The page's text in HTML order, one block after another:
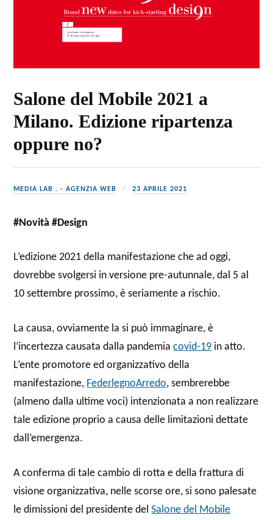
Salone del Mobile 2021 a
Milano. Edizione ripartenza
oppure no?
MEDIA LAB . - AGENZIA WEB 23 APRILE 2021
#Novità #Design
L’edizione 2021 della manifestazione che ad oggi,
dovrebbe svolgersi in versione pre-autunnale, dal 5 al
10 settembre prossimo, è seriamente a rischio.
La causa, ovviamente la si può immaginare, è
l’incertezza causata dalla pandemiacovid-19 in atto.
L’ente promotore ed organizzativo della
manifestazione, FederlegnoArredo, sembrerebbe
(almeno dalla ultime voci) intenzionata a non realizzare
tale edizione proprio a causa delle limitazioni dettate
dall’emergenza.
A conferma di tale cambio di rotta e della frattura di
visione organizzativa, nelle scorse ore, si sono palesate
le dimissioni del presidente delSalone del Mobile